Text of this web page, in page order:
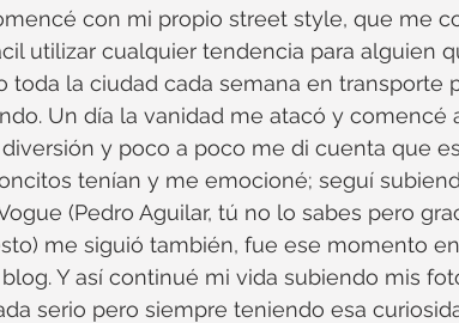
con mi propio street style, que me
utilizar cualquier tendencia para alguien
toda la ciudad cada semana en transporte
Un día la vanidad me atacó y comencé
y poco a poco me di cuenta que
tenían y me emocioné; seguí
(Pedro Aguilar, tú no lo sabes pero
me siguió también, fue ese momento
Y así continué mi vida subiendo mis
serio pero siempre teniendo esa